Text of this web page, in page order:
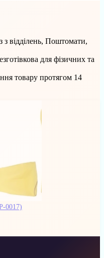
відділень, Поштомати,
для фізичних та
товару протягом 14
0017)